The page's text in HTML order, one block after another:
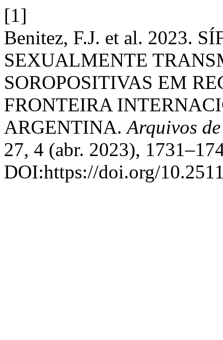
[1]
Benitez, F.J. et al. 2023.
SEXUALMENTE
SOROPOSITIVAS EM
FRONTEIRA
ARGENTINA.Arquivos
27, 4 (abr. 2023),
DOI:https://doi.org/